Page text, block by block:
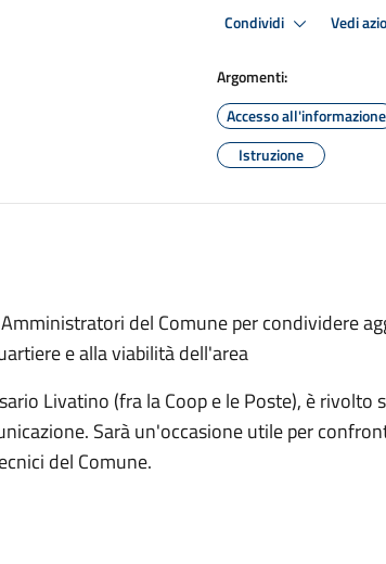
Condividi Vedi
Argomenti:
Accesso all'informazione
Istruzione
del Comune per condividere
e alla viabilità dell'area
Livatino (fra la Coop e le Poste), è rivolto
Sarà un'occasione utile per
del Comune.